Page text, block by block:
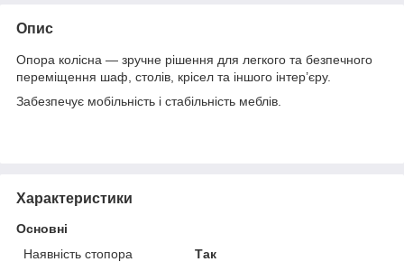
Опис
Опора колісна — зручне рішення для легкого та безпечного
переміщення шаф, столів, крісел та іншого інтер’єру.
Забезпечує мобільність і стабільність меблів.
Характеристики
Основні
Наявність стопора
Так